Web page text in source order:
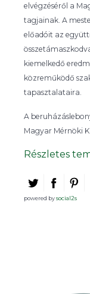
elvégzéséről a
tagjainak. A
előadóit az
kiemelkedő
közreműködő
tapasztalataira.
A
Magyar Mérnöki
Részletes
powered bysocial2s